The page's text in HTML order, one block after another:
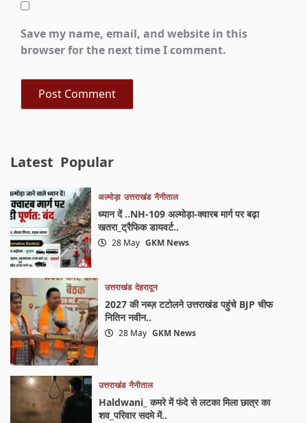
Save my name, email, and website in this
browser for the next time I comment.
Latest Popular
अल्मोड़ा उत्तराखंड नैनीताल
ध्यान दें ..NH-109 अल्मोड़ा-क्वारब मार्ग पर बढ़ा
खतरा_ट्रैफिक डायवर्ट..
28 May GKM News
उत्तराखंड देहरादून
2027 की नब्ज़ टटोलने उत्तराखंड पहुंचे BJP चीफ
नितिन नवीन..
28 May GKM News
उत्तराखंड नैनीताल
Haldwani_ कमरे में फंदे से लटका मिला छात्र का
शव_परिवार सदमे में..